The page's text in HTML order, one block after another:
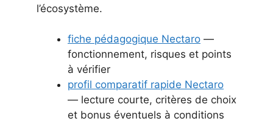
l’écosystème.
fiche pédagogique Nectaro —
fonctionnement, risques et points
à vérifier
profil comparatif rapide Nectaro
— lecture courte, critères de choix
et bonus éventuels à conditions